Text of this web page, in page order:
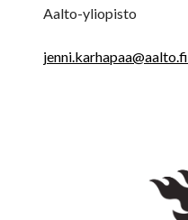
Aalto-yliopisto
jenni.karhapaa@aalto.fi